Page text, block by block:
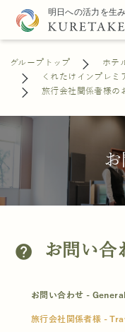
グループトップ
ホテ
くれたけインプレミ
旅行会社関係者様の
help お問い合
お問い合わせ -
旅行会社関係者様 -